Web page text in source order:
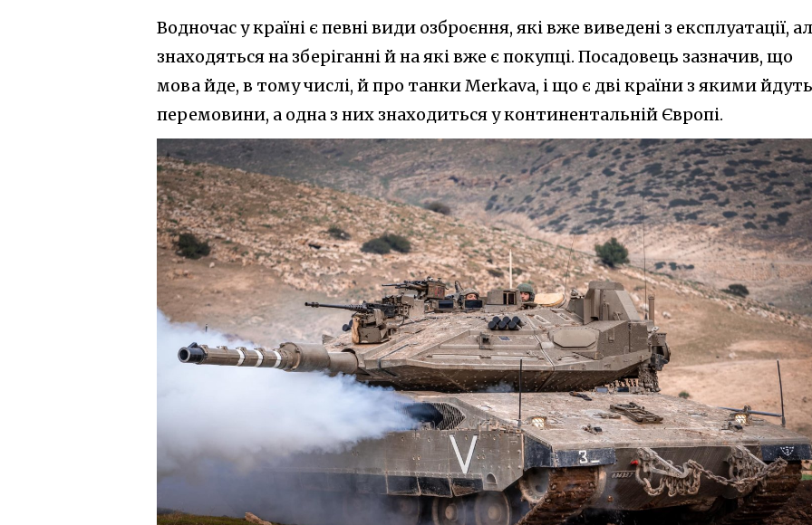
Водночас у країні є певні види озброєння, які вже виведені з експлуатації,
знаходяться на зберіганні й на які вже є покупці. Посадовець зазначив, що
мова йде, в тому числі, й про танки Merkava, і що є дві країни з якими йдуть
перемовини, а одна з них знаходиться у континентальній Європі.